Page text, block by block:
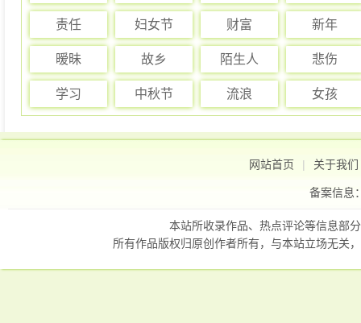
责任 妇女节 财富 新年
暧昧 故乡 陌生人 悲伤
学习 中秋节 流浪 女孩
网站首页 | 关于我们
备案信息
本站所收录作品、热点评论等信息部
所有作品版权归原创作者所有，与本站立场无关